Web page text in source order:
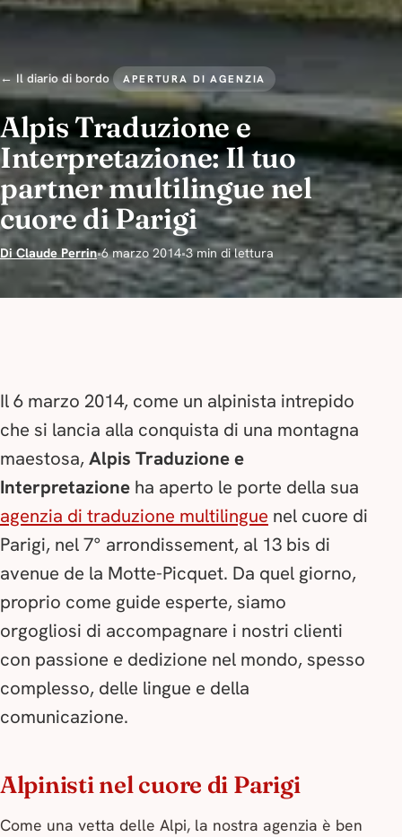
← Il diario di bordo APERTURA DI AGENZIA
Alpis Traduzione e
Interpretazione: Il tuo
partner multilingue nel
cuore di Parigi
Di Claude Perrin•6 marzo 2014•3 min di lettura
Il 6 marzo 2014, come un alpinista intrepido
che si lancia alla conquista di una montagna
maestosa, Alpis Traduzione e
Interpretazione ha aperto le porte della sua
agenzia di traduzione multilingue nel cuore di
Parigi, nel 7° arrondissement, al 13 bis di
avenue de la Motte-Picquet. Da quel giorno,
proprio come guide esperte, siamo
orgogliosi di accompagnare i nostri clienti
con passione e dedizione nel mondo, spesso
complesso, delle lingue e della
comunicazione.
Alpinisti nel cuore di Parigi
Come una vetta delle Alpi, la nostra agenzia è ben